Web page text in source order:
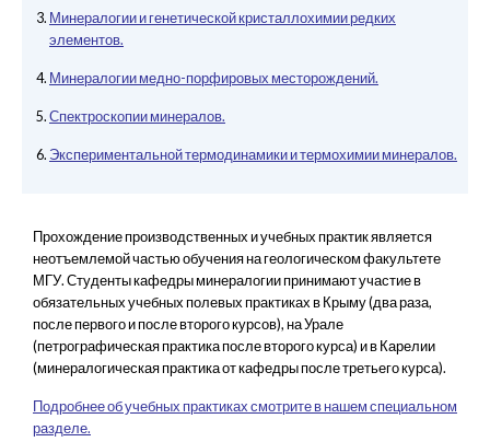
Минералогии и генетической кристаллохимии редких
элементов.
Минералогии медно-порфировых месторождений.
Спектроскопии минералов.
Экспериментальной термодинамики и термохимии минералов.
Прохождение производственных и учебных практик является
неотъемлемой частью обучения на геологическом факультете
МГУ. Студенты кафедры минералогии принимают участие в
обязательных учебных полевых практиках в Крыму (два раза,
после первого и после второго курсов), на Урале
(петрографическая практика после второго курса) и в Карелии
(минералогическая практика от кафедры после третьего курса).
Подробнее об учебных практиках смотрите в нашем специальном
разделе.